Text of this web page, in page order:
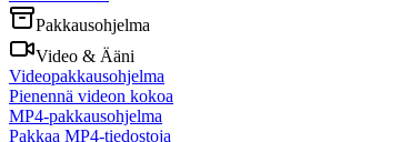
Pakkausohjelma
Video & Ääni
Videopakkausohjelma
Pienennä videon kokoa
MP4-pakkausohjelma
Pakkaa MP4-tiedostoja